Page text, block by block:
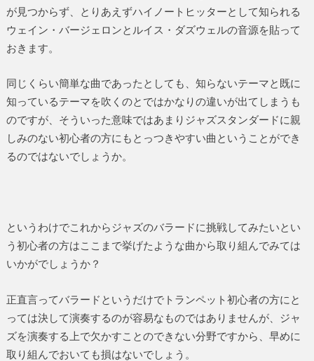
が見つからず、とりあえずハイノートヒッターとして知られる
ウェイン・バージェロンとルイス・ダズウェルの音源を貼って
おきます。
同じくらい簡単な曲であったとしても、知らないテーマと既に
知っているテーマを吹くのとではかなりの違いが出てしまうも
のですが、そういった意味ではあまりジャズスタンダードに親
しみのない初心者の方にもとっつきやすい曲ということができ
るのではないでしょうか。
というわけでこれからジャズのバラードに挑戦してみたいとい
う初心者の方はここまで挙げたような曲から取り組んでみては
いかがでしょうか？
正直言ってバラードというだけでトランペット初心者の方にと
っては決して演奏するのが容易なものではありませんが、ジャ
ズを演奏する上で欠かすことのできない分野ですから、早めに
取り組んでおいても損はないでしょう。